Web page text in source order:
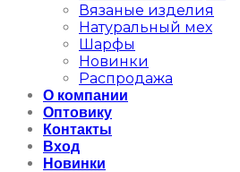
Вязаные изделия
Натуральный мех
Шарфы
Новинки
Распродажа
О компании
Оптовику
Контакты
Вход
Новинки